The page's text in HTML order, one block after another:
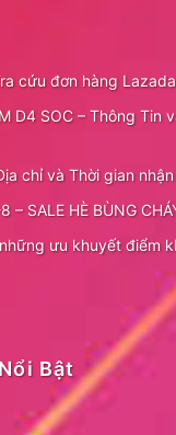
cứu đơn hàng
D4 SOC – Thông Tin
chỉ và Thời gian
– SALE HÈ BÙNG
ưu khuyết điểm
Bật